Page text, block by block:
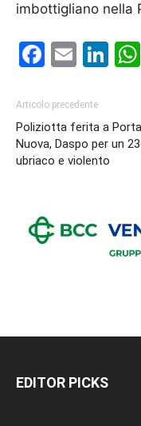
imbottigliano nella
Email
Articolo precedente
Poliziotta ferita a Porta
Nuova, Daspo per un
ubriaco e violento
EDITOR PICKS